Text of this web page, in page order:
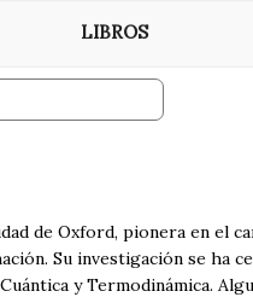
LIBROS
de Oxford, pionera en el
Su investigación se ha
y Termodinámica.